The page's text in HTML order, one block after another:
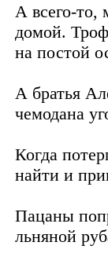
А всего-то,
домой.
на постой
А братья
чемодана
Когда
найти и
Пацаны
льняной